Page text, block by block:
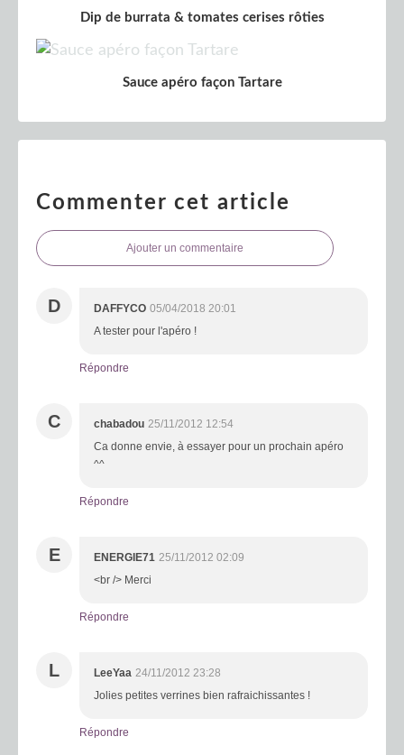
Dip de burrata & tomates cerises rôties
Sauce apéro façon Tartare
Commenter cet article
Ajouter un commentaire
D DAFFYCO 05/04/2018 20:01
A tester pour l'apéro !
Répondre
C chabadou 25/11/2012 12:54
Ca donne envie, à essayer pour un prochain apéro
^^
Répondre
E ENERGIE71 25/11/2012 02:09
<br /> Merci
Répondre
L LeeYaa 24/11/2012 23:28
Jolies petites verrines bien rafraichissantes !
Répondre